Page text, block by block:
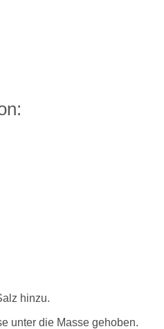
hinzu.
unter die Masse gehoben.